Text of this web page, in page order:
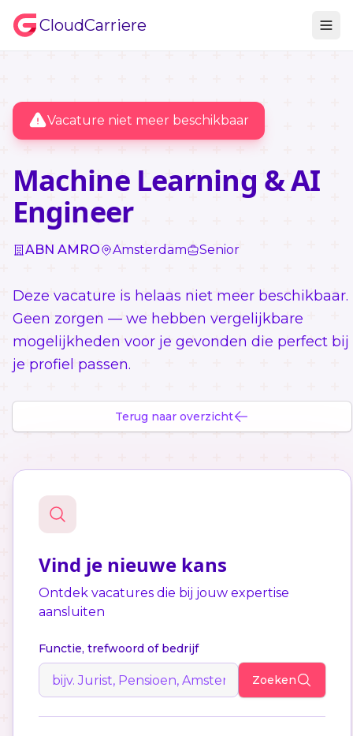
CloudCarriere
Vacature niet meer beschikbaar
Machine Learning & AI
Engineer
ABN AMRO Amsterdam Senior
Deze vacature is helaas niet meer beschikbaar.
Geen zorgen — we hebben vergelijkbare
mogelijkheden voor je gevonden die perfect bij
je profiel passen.
Terug naar overzicht
Vind je nieuwe kans
Ontdek vacatures die bij jouw expertise
aansluiten
Functie, trefwoord of bedrijf
Zoeken